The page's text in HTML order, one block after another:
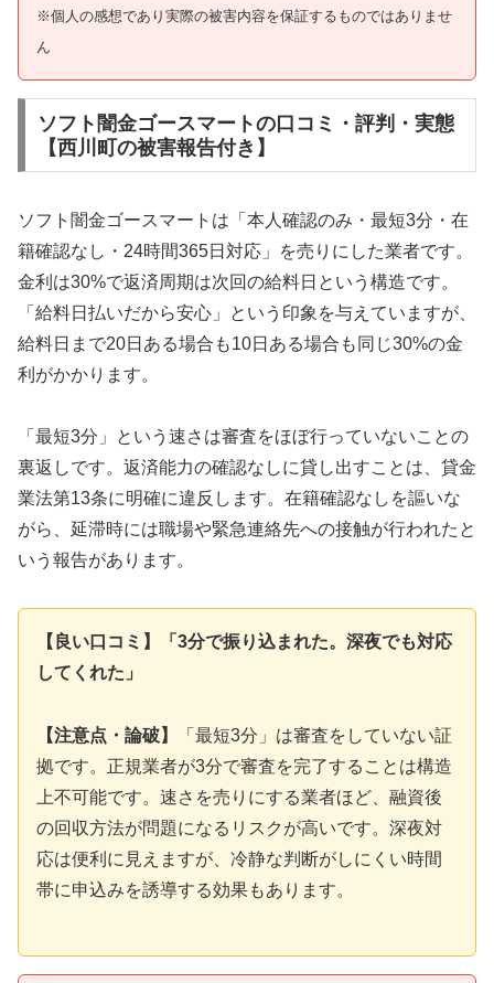
※個人の感想であり実際の被害内容を保証するものではありませ
ん
ソフト闇金ゴースマートの口コミ・評判・実態
【西川町の被害報告付き】
ソフト闇金ゴースマートは「本人確認のみ・最短3分・在
籍確認なし・24時間365日対応」を売りにした業者です。
金利は30%で返済周期は次回の給料日という構造です。
「給料日払いだから安心」という印象を与えていますが、
給料日まで20日ある場合も10日ある場合も同じ30%の金
利がかかります。
「最短3分」という速さは審査をほぼ行っていないことの
裏返しです。返済能力の確認なしに貸し出すことは、貸金
業法第13条に明確に違反します。在籍確認なしを謳いな
がら、延滞時には職場や緊急連絡先への接触が行われたと
いう報告があります。
【良い口コミ】「3分で振り込まれた。深夜でも対応
してくれた」
【注意点・論破】
「最短3分」は審査をしていない証
拠です。正規業者が3分で審査を完了することは構造
上不可能です。速さを売りにする業者ほど、融資後
の回収方法が問題になるリスクが高いです。深夜対
応は便利に見えますが、冷静な判断がしにくい時間
帯に申込みを誘導する効果もあります。